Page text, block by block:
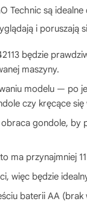
Technic są
i poruszają
będzie
maszyny.
modelu — po
czy kręcące się
gondole,
ma przynajmniej
więc będzie
baterii AA (brak